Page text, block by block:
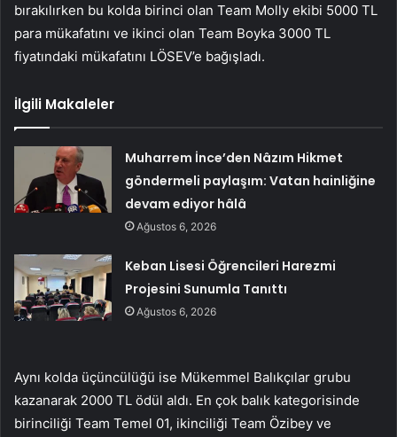
bırakılırken bu kolda birinci olan Team Molly ekibi 5000 TL
para mükafatını ve ikinci olan Team Boyka 3000 TL
fiyatındaki mükafatını LÖSEV’e bağışladı.
İlgili Makaleler
Muharrem İnce’den Nâzım Hikmet
göndermeli paylaşım: Vatan hainliğine
devam ediyor hâlâ
Ağustos 6, 2026
Keban Lisesi Öğrencileri Harezmi
Projesini Sunumla Tanıttı
Ağustos 6, 2026
Aynı kolda üçüncülüğü ise Mükemmel Balıkçılar grubu
kazanarak 2000 TL ödül aldı. En çok balık kategorisinde
birinciliği Team Temel 01, ikinciliği Team Özibey ve